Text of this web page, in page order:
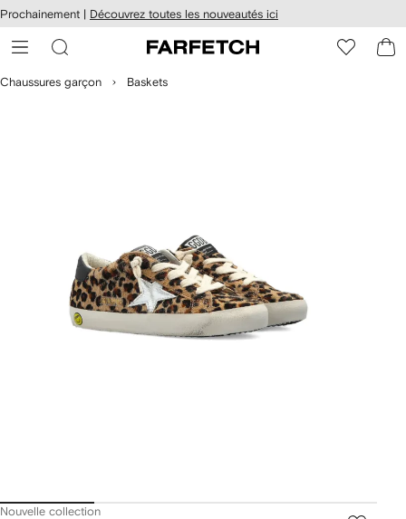
au
principal
Prochainement | Découvrez toutes les nouveautés ici
Chaussures garçon Baskets
Nouvelle collection